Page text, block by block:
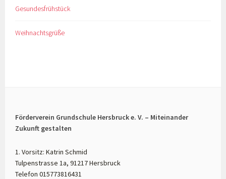
Gesundesfrühstück
Weihnachtsgrüße
Förderverein Grundschule Hersbruck e. V. – Miteinander
Zukunft gestalten
1. Vorsitz: Katrin Schmid
Tulpenstrasse 1a, 91217 Hersbruck
Telefon 015773816431